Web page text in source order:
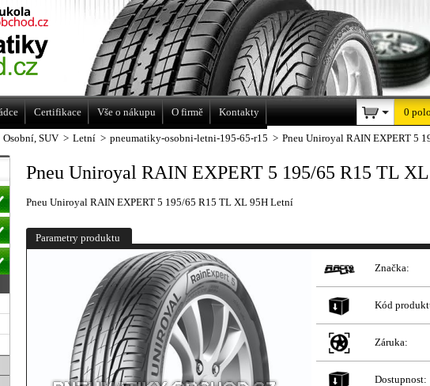
Osobní, SUV > Letní > pneumatiky-osobni-letni-195-65-r15 > Pneu Uniroyal RAIN EXPERT 5
Pneu Uniroyal RAIN EXPERT 5 195/65 R15 TL
Pneu Uniroyal RAIN EXPERT 5 195/65 R15 TL XL 95H Letní
Parametry produktu
Značka:
Kód
Záruka:
Dostupnost:
zimní, Alu kola
Certifikace Vše o nákupu O firmě Kontakty 0